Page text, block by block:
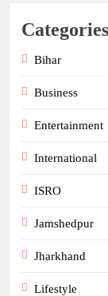
Categories
Bihar
Business
Entertainment
International
ISRO
Jamshedpur
Jharkhand
Lifestyle